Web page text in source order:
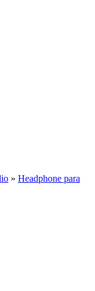
» Headphone para